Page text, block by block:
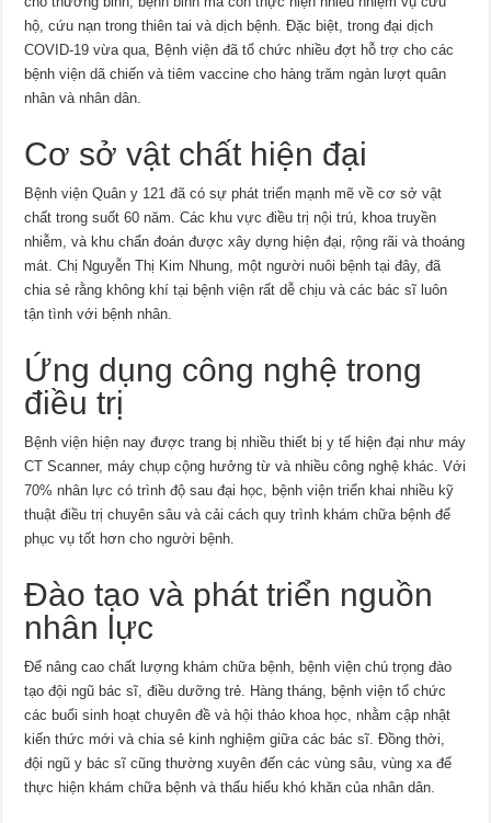
hộ, cứu nạn trong thiên tai và dịch bệnh. Đặc biệt, trong đại dịch
COVID-19 vừa qua, Bệnh viện đã tổ chức nhiều đợt hỗ trợ cho các
bệnh viện dã chiến và tiêm vaccine cho hàng trăm ngàn lượt quân
nhân và nhân dân.
Cơ sở vật chất hiện đại
Bệnh viện Quân y 121 đã có sự phát triển mạnh mẽ về cơ sở vật
chất trong suốt 60 năm. Các khu vực điều trị nội trú, khoa truyền
nhiễm, và khu chẩn đoán được xây dựng hiện đại, rộng rãi và thoáng
mát. Chị Nguyễn Thị Kim Nhung, một người nuôi bệnh tại đây, đã
chia sẻ rằng không khí tại bệnh viện rất dễ chịu và các bác sĩ luôn
tận tình với bệnh nhân.
Ứng dụng công nghệ trong
điều trị
Bệnh viện hiện nay được trang bị nhiều thiết bị y tế hiện đại như máy
CT Scanner, máy chụp cộng hưởng từ và nhiều công nghệ khác. Với
70% nhân lực có trình độ sau đại học, bệnh viện triển khai nhiều kỹ
thuật điều trị chuyên sâu và cải cách quy trình khám chữa bệnh để
phục vụ tốt hơn cho người bệnh.
Đào tạo và phát triển nguồn
nhân lực
Để nâng cao chất lượng khám chữa bệnh, bệnh viện chú trọng đào
tạo đội ngũ bác sĩ, điều dưỡng trẻ. Hàng tháng, bệnh viện tổ chức
các buổi sinh hoạt chuyên đề và hội thảo khoa học, nhằm cập nhật
kiến thức mới và chia sẻ kinh nghiệm giữa các bác sĩ. Đồng thời,
đội ngũ y bác sĩ cũng thường xuyên đến các vùng sâu, vùng xa để
thực hiện khám chữa bệnh và thấu hiểu khó khăn của nhân dân.